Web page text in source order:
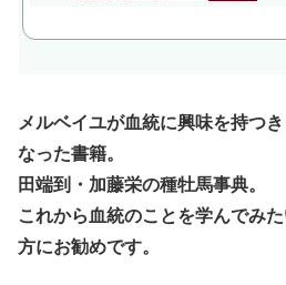
メルベイユが血統に興味を持つ
なった書籍。
田端到・加藤栄の種牡馬事典。
これから血統のことを学んでみ
方にお勧めです。